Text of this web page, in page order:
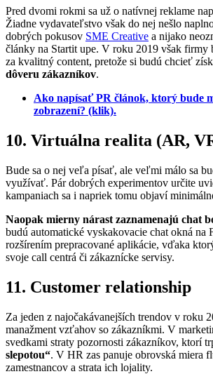
Pred dvomi rokmi sa už o natívnej reklame
Žiadne vydavateľstvo však do nej nešlo
dobrých pokusov SME Creative a nijako
články na Startit upe. V roku 2019 však firmy
za kvalitný content, pretože si budú chcieť
dôveru zákazníkov.
Ako napísať PR článok, ktorý bude
zobrazení? (klik).
10. Virtuálna realita (AR,
Bude sa o nej veľa písať, ale veľmi málo sa
využívať. Pár dobrých experimentov určite
kampaniach sa i napriek tomu objaví
Naopak mierny nárast zaznamenajú chat
budú automatické vyskakovacie chat okná na
rozšírením prepracované aplikácie, vďaka
svoje call centrá či zákaznícke servisy.
11. Customer relationship
Za jeden z najočakávanejších trendov v roku
manažment vzťahov so zákazníkmi. V
svedkami straty pozornosti zákazníkov, ktorí
slepotou“. V HR zas panuje obrovská miera
zamestnancov a strata ich lojality.